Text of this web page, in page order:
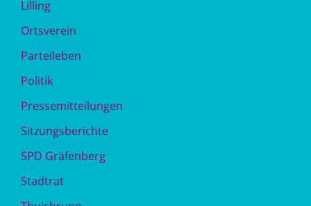
Lilling
Ortsverein
Parteileben
Politik
Pressemitteilungen
Sitzungsberichte
SPD Gräfenberg
Stadtrat